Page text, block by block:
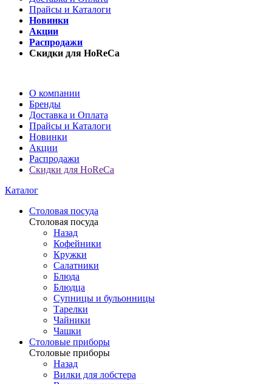
Прайсы и Каталоги
Новинки
Акции
Распродажи
Скидки для HoReCa
О компании
Бренды
Доставка и Оплата
Прайсы и Каталоги
Новинки
Акции
Распродажи
Скидки для HoReCa
Каталог
Столовая посуда
Столовая посуда
Назад
Кофейники
Кружки
Салатники
Блюда
Блюдца
Супницы и бульонницы
Тарелки
Чайники
Чашки
Cтоловые приборы
Cтоловые приборы
Назад
Вилки для лобстера